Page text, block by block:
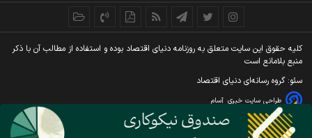
کليه حقوق اين سايت متعلق به روزنامه دنيای اقتصاد بوده و استفاده از مطالب آن با ذکر
منبع بلامانع است
سئو: گروه رسانه‌ای دنیای اقتصاد
طراحی سایت خبری آسام